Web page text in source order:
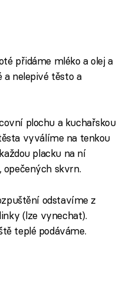
přidáme mléko a olej a
a nelepivé těsto a
plochu a kuchařskou
vyválíme na tenkou
placku na ní
skvrn.
odstavíme z
(lze vynechat).
teplé podáváme.